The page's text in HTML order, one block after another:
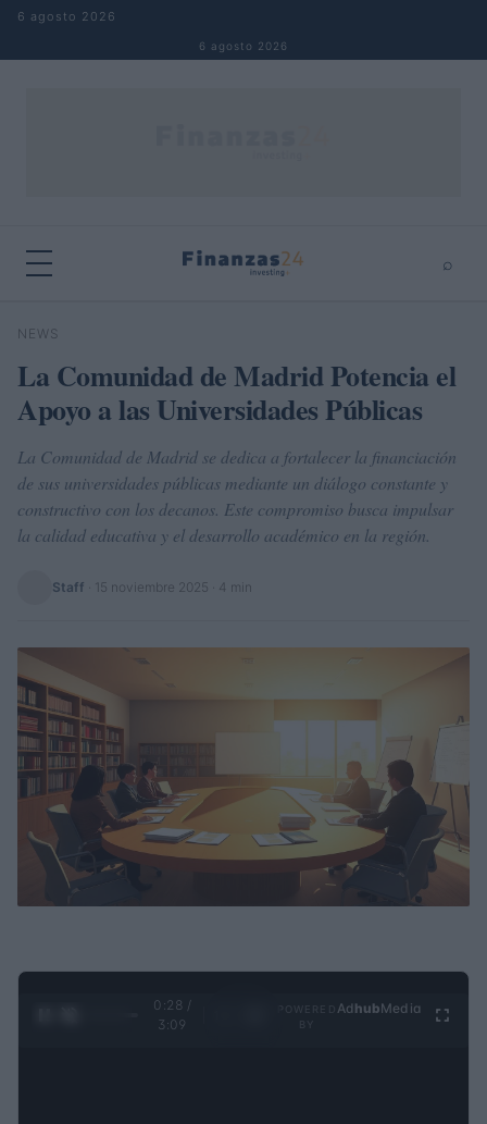
Saltar al contenido
6 agosto 2026
6 agosto 2026
⌕
Buscar
NEWS
La Comunidad de Madrid Potencia el
Apoyo a las Universidades Públicas
La Comunidad de Madrid se dedica a fortalecer la financiación
de sus universidades públicas mediante un diálogo constante y
constructivo con los decanos. Este compromiso busca impulsar
la calidad educativa y el desarrollo académico en la región.
Staff 15 noviembre 2025 · 4 min
0:29 /
3:09
Ad hubMedia